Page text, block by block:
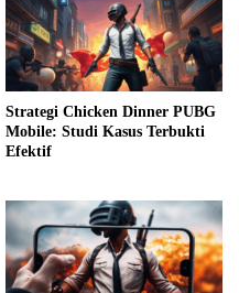
Strategi Chicken Dinner PUBG
Mobile: Studi Kasus Terbukti
Efektif